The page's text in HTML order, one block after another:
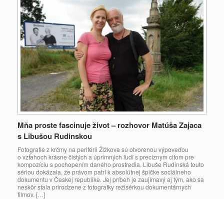
Mňa proste fascinuje život – rozhovor Matúša Zajaca
s Libušou Rudinskou
Fotografie z krčmy na periférii Žižkova sú otvorenou výpoveďou
o vzťahoch krásne čistých a úprimných ľudí s precíznym citom pre
kompozíciu s pochopením daného prostredia. Libuše Rudinská touto
sériou dokázala, že právom patrí k absolútnej špičke sociálneho
dokumentu v Českej republike. Jej príbeh je zaujímavý aj tým, ako sa
neskôr stala prirodzene z fotografky režisérkou dokumentárnych
filmov. […]